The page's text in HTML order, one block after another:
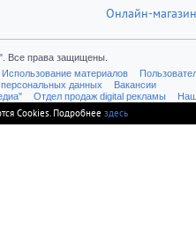
Онлайн-магазин
права защищены.
Использование материалов
данных
Вакансии
Отдел продаж digital рекламы
Cookies. Подробнее здесь